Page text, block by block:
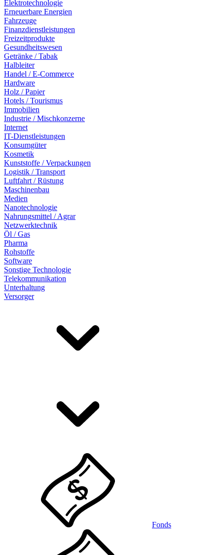
Elektrotechnologie
Erneuerbare Energien
Fahrzeuge
Finanzdienstleistungen
Freizeitprodukte
Gesundheitswesen
Getränke / Tabak
Halbleiter
Handel / E-Commerce
Hardware
Holz / Papier
Hotels / Tourismus
Immobilien
Industrie / Mischkonzerne
Internet
IT-Dienstleistungen
Konsumgüter
Kosmetik
Kunststoffe / Verpackungen
Logistik / Transport
Luftfahrt / Rüstung
Maschinenbau
Medien
Nanotechnologie
Nahrungsmittel / Agrar
Netzwerktechnik
Öl / Gas
Pharma
Rohstoffe
Software
Sonstige Technologie
Telekommunikation
Unterhaltung
Versorger
Fonds